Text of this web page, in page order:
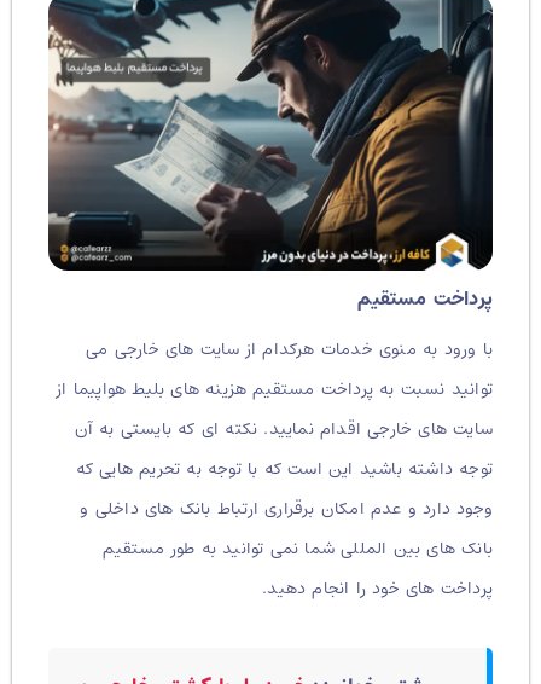
پرداخت مستقیم
با ورود به منوی خدمات هرکدام از سایت های خارجی می
توانید نسبت به پرداخت مستقیم هزینه های بلیط هواپیما از
سایت های خارجی اقدام نمایید. نکته ای که بایستی به آن
توجه داشته باشید این است که با توجه به تحریم هایی که
وجود دارد و عدم امکان برقراری ارتباط بانک های داخلی و
بانک های بین المللی شما نمی توانید به طور مستقیم
پرداخت های خود را انجام دهید.